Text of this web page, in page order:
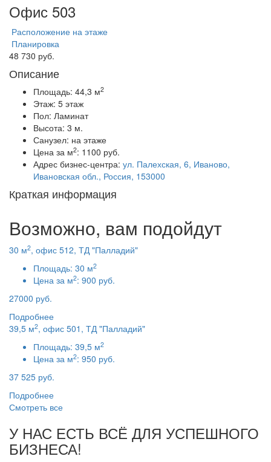
Офис 503
Расположение на этаже
Планировка
48 730 руб.
Описание
Площадь: 44,3 м2
Этаж: 5 этаж
Пол: Ламинат
Высота: 3 м.
Санузел: на этаже
Цена за м2: 1100 руб.
Адрес бизнес-центра: ул. Палехская, 6, Иваново,
Ивановская обл., Россия, 153000
Краткая информация
Возможно, вам подойдут
30 м2, офис 512, ТД "Палладий"
Площадь: 30 м2
Цена за м2: 900 руб.
27000 руб.
Подробнее
39,5 м2, офис 501, ТД "Палладий"
Площадь: 39,5 м2
Цена за м2: 950 руб.
37 525 руб.
Подробнее
Смотреть все
У НАС ЕСТЬ ВСЁ ДЛЯ УСПЕШНОГО
БИЗНЕСА!